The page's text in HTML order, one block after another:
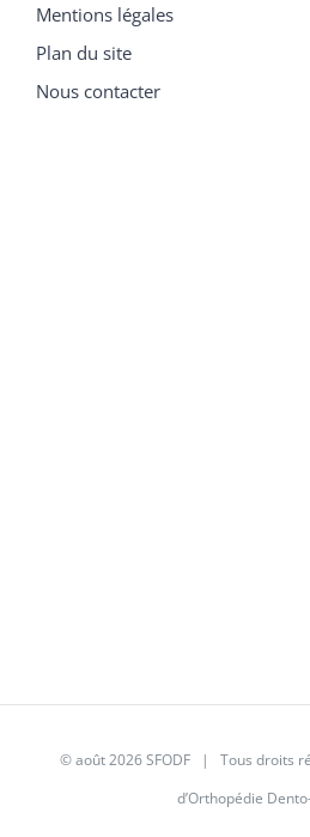
Mentions légales
Plan du site
Nous contacter
© août 2026SFODF| Tous droits
d’Orthopédie